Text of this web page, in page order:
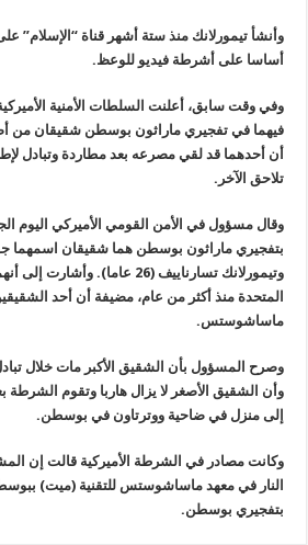
وأنشأ تيمورلانك منذ ستة أشهر قناة “الإسلام”
أساسا على أشرطة فيديو للوعظ.
وفي وقت سابق، أعلنت السلطات الأمنية
فيهما في تفجيري ماراثون بوسطن شقيقان من
أن أحدهما قد لقي مصرعه بعد مطاردة وتبادل
تلاحق الآخر .
وقال مسؤول في الأمن القومي الأميركي اليوم
وتيمورلانك تسارناييف (26 عاما).
المتحدة منذ أكثر من عام، مضيفة أن أحد
ماساشوستس.
وصرح المسؤول بأن الشقيق الأكبر مات خلال
وأن الشقيق الأصغر لا يزال هاربا وتقوم
إلى منزل في ضاحية ووترتاون في بوسطن.
وكانت مصادر في الشرطة الأميركية قالت إن
النار في معهد ماساشوستس للتقنية (ميت)
بتفجيري بوسطن.